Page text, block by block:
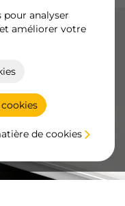
pour analyser
améliorer votre
de cookies
de cuisine, salle